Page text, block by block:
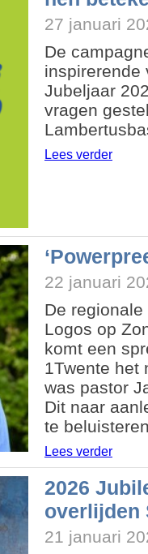
27 januari
De
inspirerende
Jubeljaar
vragen
Lees verder
22 januari
De
Logos op
komt een
1Twente het
was pastor
Dit naar
te
Lees verder
2026
overlijden
21 januari